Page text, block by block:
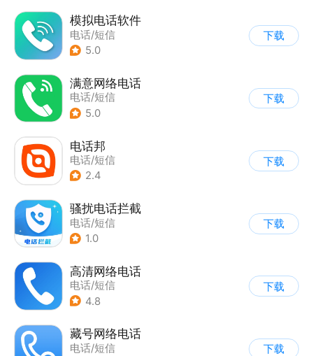
模拟电话软件
电话/短信
5.0
下载
满意网络电话
电话/短信
5.0
下载
电话邦
电话/短信
2.4
下载
骚扰电话拦截
电话/短信
1.0
下载
高清网络电话
电话/短信
4.8
下载
藏号网络电话
电话/短信
下载